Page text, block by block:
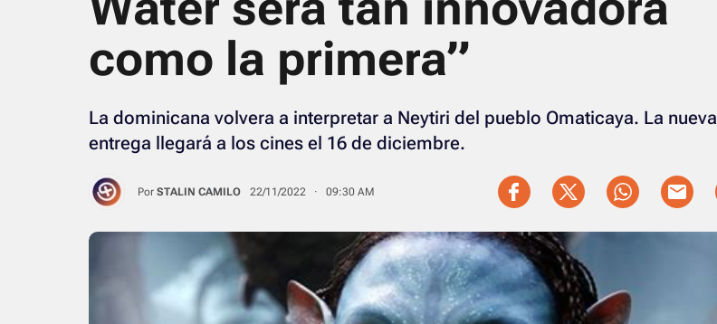
como la primera”
La dominicana volvera a interpretar a Neytiri del pueblo Omaticaya. La nueva
entrega llegará a los cines el 16 de diciembre.
Por STALIN CAMILO 22/11/2022 · 09:30 AM